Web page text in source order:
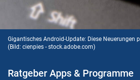
Gigantisches Android-Update: Diese Neuerungen
(Bild: cienpies - stock.adobe.com)
Ratgeber Apps & Programme